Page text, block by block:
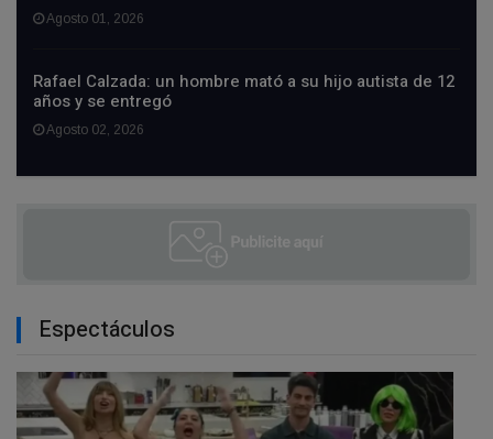
Agosto 01, 2026
Rafael Calzada: un hombre mató a su hijo autista de 12
años y se entregó
Agosto 02, 2026
Espectáculos